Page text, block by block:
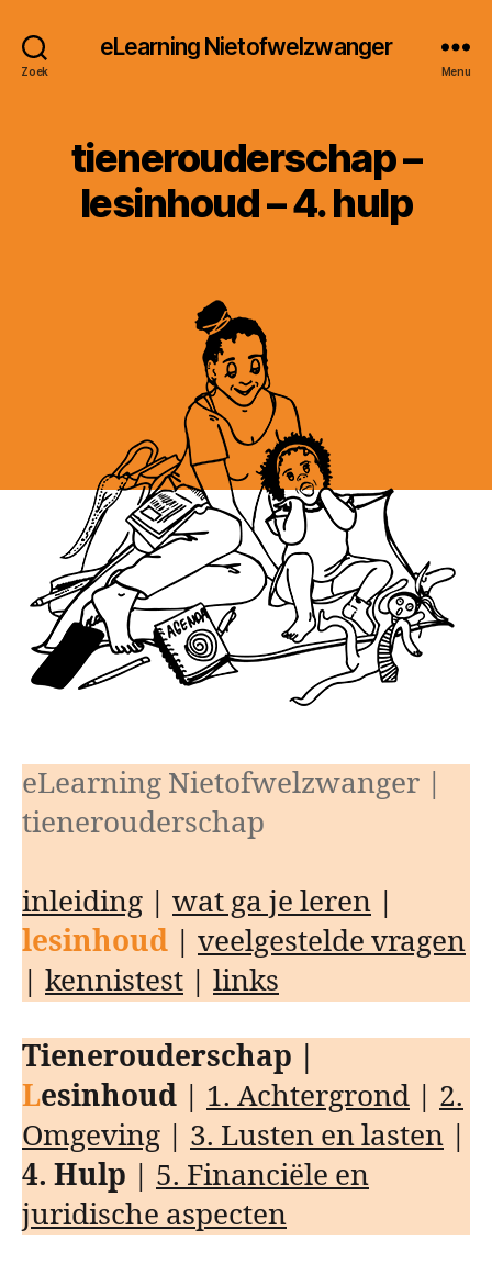
Zoek
eLearning Nietofwelzwanger
Menu
tienerouderschap –
lesinhoud – 4. hulp
eLearning Nietofwelzwanger |
tienerouderschap
inleiding wat ga je leren
lesinhoud
veelgestelde vragen
kennistest links
Tienerouderschap |
Lesinhoud 1. Achtergrond
2.
Omgeving
3. Lusten en lasten
4. Hulp
5. Financiële en
juridische aspecten